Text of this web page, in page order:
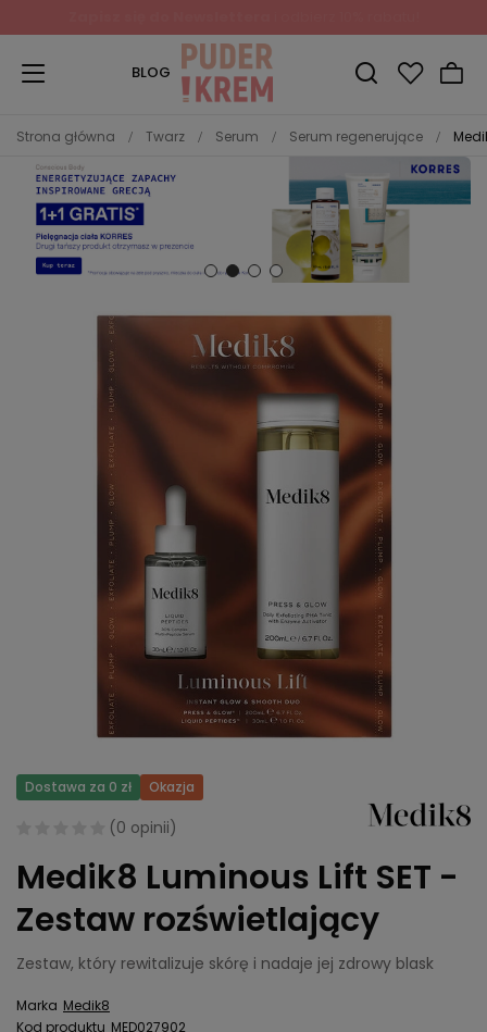
BLOG
Strona główna Twarz Serum Serum regenerujące
Dostawa za 0 zł Okazja
(0 opinii)
Medik8 Luminous Lift SET -
Zestaw rozświetlający
Zestaw, który rewitalizuje skórę i nadaje jej zdrowy blask
Marka Medik8
Kod produktu MED027902